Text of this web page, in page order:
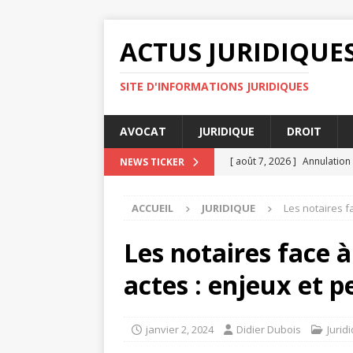
ACTUS
SITE D'INFORMATIONS JURIDIQUES
AVOCAT JURIDIQUE DROIT
NEWS TICKER [ août 7, 2026 ]
ENTREPRISE
[ août 7, 2026 ]
Audience
[ août 8, 2026 ]
Litiges
ACCUEIL JURIDIQUE Les notaires
Les notaires face
actes : enjeux et
janvier 2, 2024 Didier Dubois